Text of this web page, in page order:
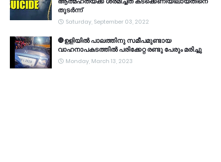
തുടർന്ന്
Saturday, September 03, 2022
🛑ഉളിയിൽ പാലത്തിനു സമീപമുണ്ടായ
വാഹനാപകടത്തിൽ പരിക്കേറ്റ രണ്ടു പേരും മരിച്ചു
Monday, March 13, 2023